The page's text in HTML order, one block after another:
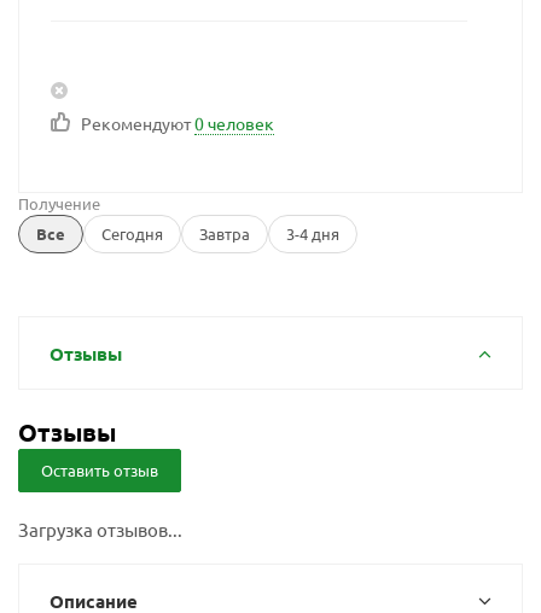
Рекомендуют0 человек
Получение
Все
Сегодня Завтра 3-4 дня
Отзывы
Отзывы
Оставить отзыв
Загрузка отзывов...
Описание